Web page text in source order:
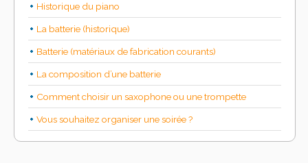
Historique du piano
La batterie (historique)
Batterie (matériaux de fabrication courants)
La composition d’une batterie
Comment choisir un saxophone ou une trompette
Vous souhaitez organiser une soirée ?